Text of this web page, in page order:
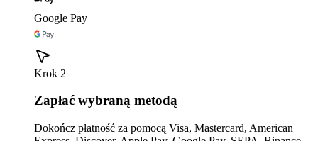
Google Pay
Krok 2
Zapłać wybraną metodą
Dokończ płatność za pomocą Visa, Mastercard, American